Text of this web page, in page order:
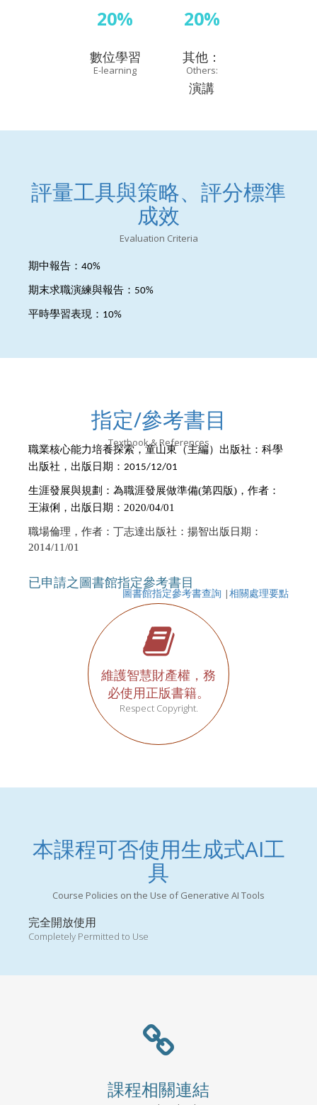
20%
數位學習
E-learning
20%
其他：
Others:
演講
評量工具與策略、評分標準
成效
Evaluation Criteria
期中報告： 40%
期末求職演練與報告： 50%
平時學習表現： 10%
指定/參考書目
Textbook & References
職業核心能力培養探索，童山東（主編）出版社：科學
出版社，出版日期： 2015/12/01
生涯發展與規劃：為職涯發展做準備(第四版)，作者：
王淑俐，出版日期：2020/04/01
職場倫理，作者：丁志達出版社：揚智出版日期：
2014/11/01
已申請之圖書館指定參考書目
圖書館指定參考書查詢 |相關處理要點
維護智慧財產權，務
必使用正版書籍。
Respect Copyright.
本課程可否使用生成式AI工
具
Course Policies on the Use of Generative AI Tools
完全開放使用
Completely Permitted to Use
課程相關連結